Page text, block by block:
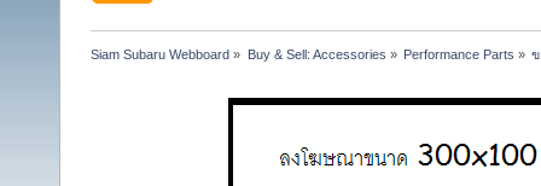
Siam Subaru Webboard » Buy & Sell: Accessories » Performance Parts »